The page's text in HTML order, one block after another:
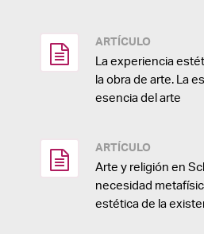
ARTÍCULO
La experiencia
la obra de arte. La
esencia del arte
ARTÍCULO
Arte y religión en
necesidad
estética de la